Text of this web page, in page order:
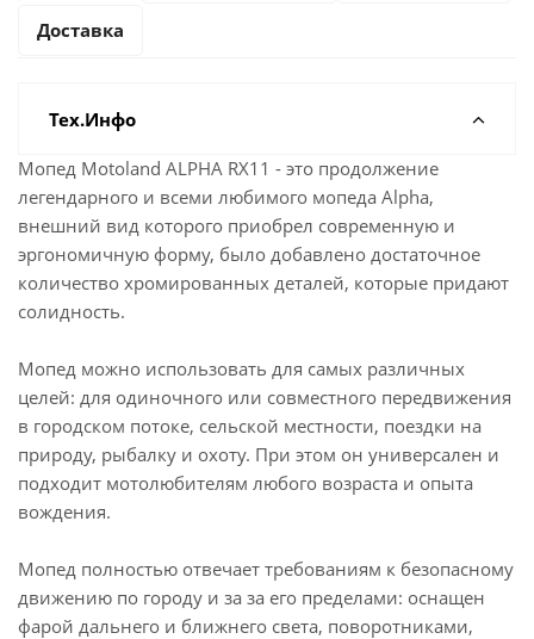
Доставка
Тех.Инфо
Мопед Motoland ALPHA RX11 - это продолжение
легендарного и всеми любимого мопеда Alpha,
внешний вид которого приобрел современную и
эргономичную форму, было добавлено достаточное
количество хромированных деталей, которые придают
солидность.
Мопед можно использовать для самых различных
целей: для одиночного или совместного передвижения
в городском потоке, сельской местности, поездки на
природу, рыбалку и охоту. При этом он универсален и
подходит мотолюбителям любого возраста и опыта
вождения.
Мопед полностью отвечает требованиям к безопасному
движению по городу и за за его пределами: оснащен
фарой дальнего и ближнего света, поворотниками,